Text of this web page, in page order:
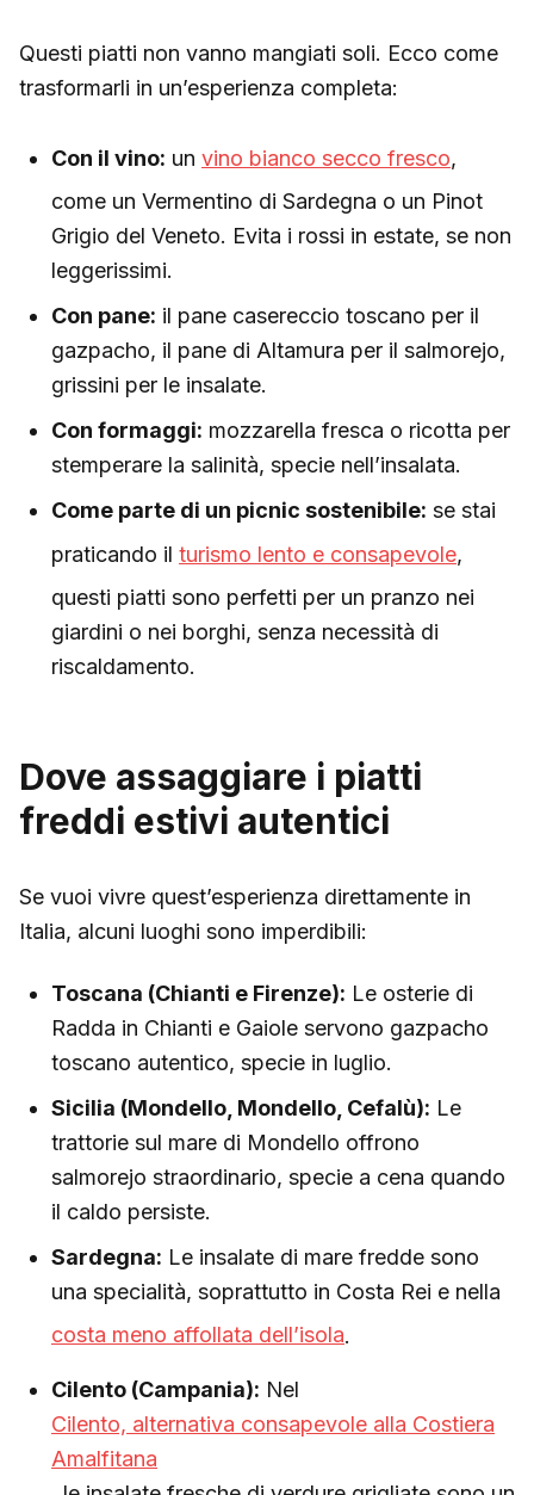
Questi piatti non vanno mangiati soli. Ecco come
trasformarli in un’esperienza completa:
Con il vino: un vino bianco secco fresco,
come un Vermentino di Sardegna o un Pinot
Grigio del Veneto. Evita i rossi in estate, se non
leggerissimi.
Con pane: il pane casereccio toscano per il
gazpacho, il pane di Altamura per il salmorejo,
grissini per le insalate.
Con formaggi: mozzarella fresca o ricotta per
stemperare la salinità, specie nell’insalata.
Come parte di un picnic sostenibile: se stai
praticando il turismo lento e consapevole,
questi piatti sono perfetti per un pranzo nei
giardini o nei borghi, senza necessità di
riscaldamento.
Dove assaggiare i piatti
freddi estivi autentici
Se vuoi vivre quest’esperienza direttamente in
Italia, alcuni luoghi sono imperdibili:
Toscana (Chianti e Firenze): Le osterie di
Radda in Chianti e Gaiole servono gazpacho
toscano autentico, specie in luglio.
Sicilia (Mondello, Mondello, Cefalù): Le
trattorie sul mare di Mondello offrono
salmorejo straordinario, specie a cena quando
il caldo persiste.
Sardegna: Le insalate di mare fredde sono
una specialità, soprattutto in Costa Rei e nella
costa meno affollata dell’isola
Cilento (Campania): Nel
Cilento, alternativa consapevole alla Costiera
Amalfitana